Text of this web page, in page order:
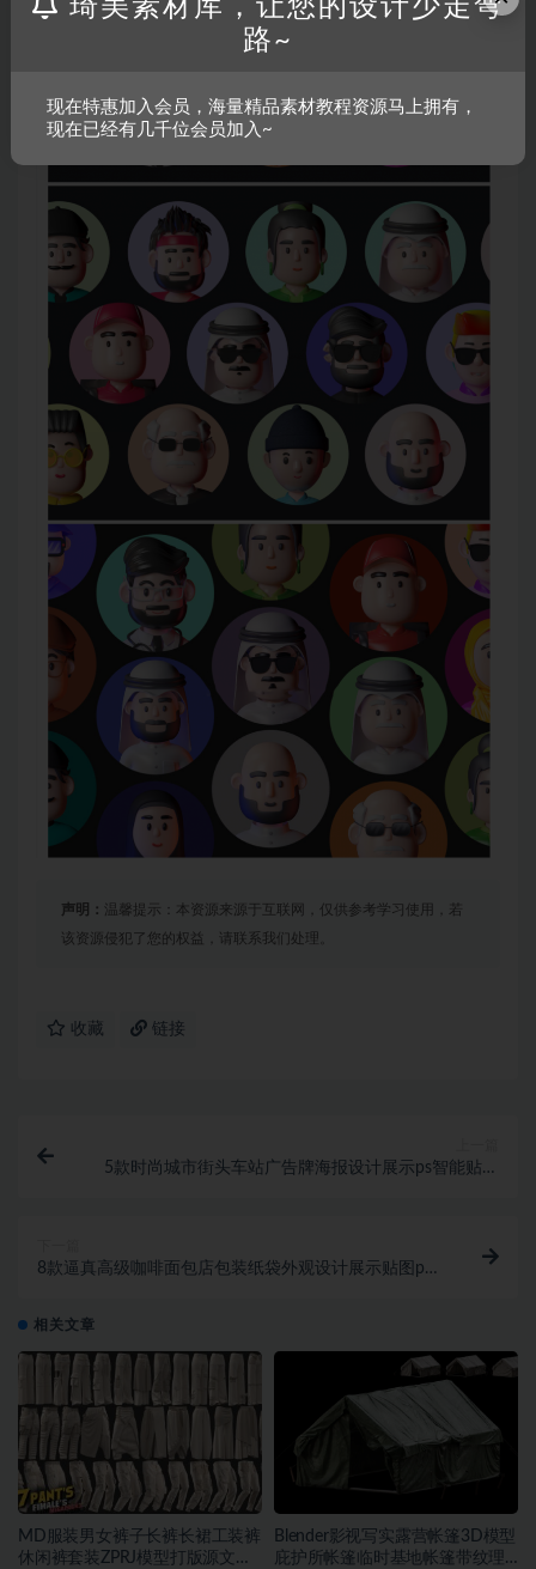
声明： 温馨提示：本资源来源于互联网，仅供参考学习使用，若
该资源侵犯了您的权益，请联系我们处理。
收藏 链接
5款时尚城市街头车站广告牌海报设计展示ps智能贴图
8款逼真高级咖啡面包店包装纸袋外观设计展示贴图psd
相关文章
MD服装男女裤子长裤长裙工装裤
休闲裤套装ZPRJ模型打版源文件
Blender影视写实露营帐篷3D模型
庇护所帐篷临时基地帐篷带纹理
琦美素材库，让您的设计少走弯
路~
现在特惠加入会员，海量精品素材教程资源马上拥有，
现在已经有几千位会员加入~